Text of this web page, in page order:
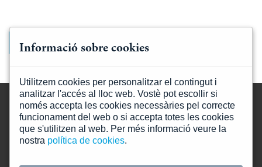
Mapa web
Informació sobre cookies
Utilitzem cookies per personalitzar el contingut i
analitzar l'accés al lloc web. Vostè pot escollir si
només accepta les cookies necessàries pel correcte
funcionament del web o si accepta totes les cookies
que s'utilitzen al web. Per més informació veure la
nostra política de cookies.